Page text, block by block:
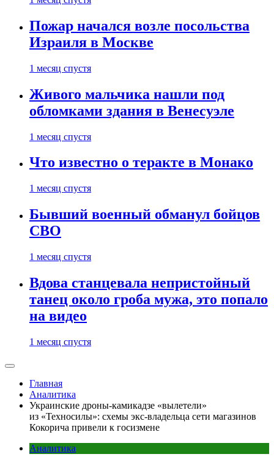
Пожар начался возле посольства
Израиля в Москве
1 месяц спустя
Живого мальчика нашли под
обломками здания в Венесуэле
1 месяц спустя
Что известно о теракте в Монако
1 месяц спустя
Бывший военный обманул бойцов
СВО
1 месяц спустя
Вдова станцевала непристойный
танец около гроба мужа, это попало
на видео
1 месяц спустя
Главная
Аналитика
Украинские дроны-камикадзе «вылетели»
из «Техносилы»: схемы экс-владельца сети магазинов
Кокорича привели к госизмене
Аналитика